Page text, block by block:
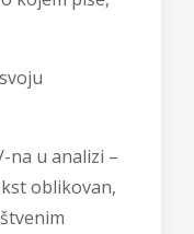
na u analizi –
oblikovan,